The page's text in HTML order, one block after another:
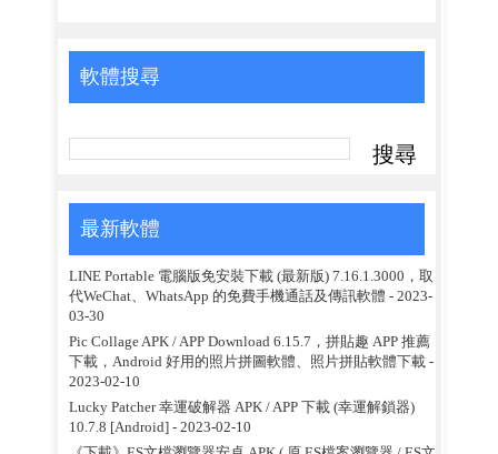
軟體搜尋
最新軟體
LINE Portable 電腦版免安裝下載 (最新版) 7.16.1.3000，取
代WeChat、WhatsApp 的免費手機通話及傳訊軟體 - 2023-
03-30
Pic Collage APK / APP Download 6.15.7，拼貼趣 APP 推薦
下載，Android 好用的照片拼圖軟體、照片拼貼軟體下載-
2023-02-10
Lucky Patcher 幸運破解器 APK / APP 下載 (幸運解鎖器)
10.7.8 [Android] - 2023-02-10